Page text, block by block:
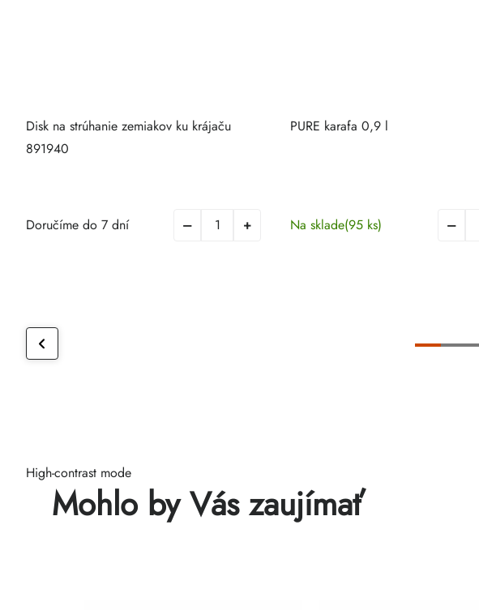
Disk na strúhanie zemiakov ku krájaču
891940
Doručíme do 7 dní
PURE karafa 0,9 l
Na sklade(95 ks)
High-contrast mode
Mohlo by Vás zaujímať